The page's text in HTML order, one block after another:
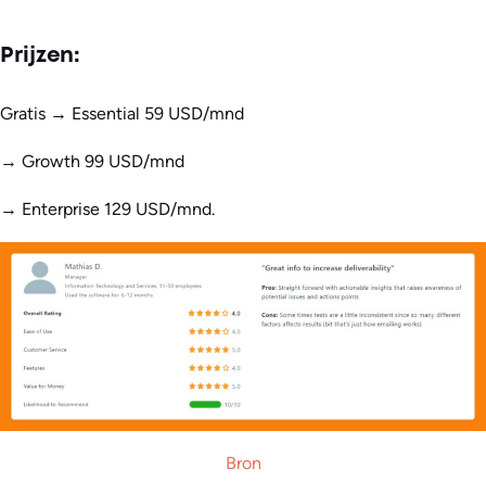
Prijzen:
Gratis → Essential 59 USD/mnd
→ Growth 99 USD/mnd
→ Enterprise 129 USD/mnd.
Bron